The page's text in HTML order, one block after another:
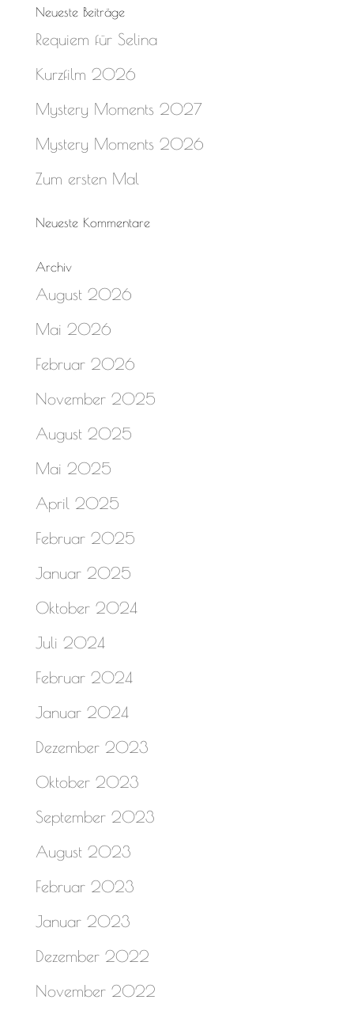
Neueste Beiträge
Requiem für Selina
Kurzfilm 2026
Mystery Moments 2027
Mystery Moments 2026
Zum ersten Mal
Neueste Kommentare
Archiv
August 2026
Mai 2026
Februar 2026
November 2025
August 2025
Mai 2025
April 2025
Februar 2025
Januar 2025
Oktober 2024
Juli 2024
Februar 2024
Januar 2024
Dezember 2023
Oktober 2023
September 2023
August 2023
Februar 2023
Januar 2023
Dezember 2022
November 2022